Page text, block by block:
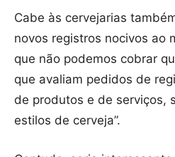
Cabe às cervejarias
novos registros nocivos ao
que não podemos cobrar
que avaliam pedidos de
de produtos e de serviços,
estilos de cerveja”.